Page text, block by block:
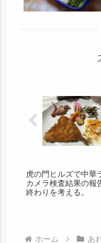
虎の門ヒルズで中華
カメラ検査結果の報
終わりを考える。
ホーム あ